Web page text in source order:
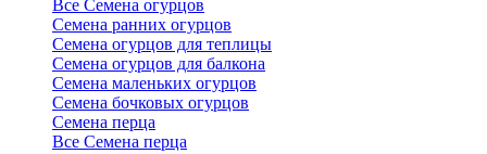
Все Семена огурцов
Семена ранних огурцов
Семена огурцов для теплицы
Семена огурцов для балкона
Семена маленьких огурцов
Семена бочковых огурцов
Семена перца
Все Семена перца